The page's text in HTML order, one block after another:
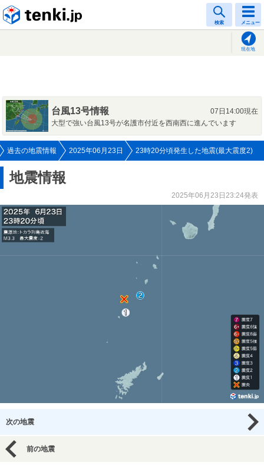
検索 メニュー
現在地
台風13号情報
07日14:00現在
大型で強い台風13号が名護市付近を西南西に進んでいます
過去の地震情報 2025年06月23日 23時20分頃発生した地震(最大震度2)
地震情報
2025年06月23日23:24発表
次の地震
前の地震